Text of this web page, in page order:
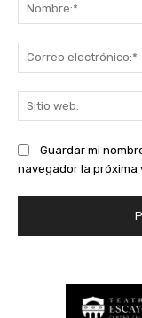
Guardar mi
navegador la próxima